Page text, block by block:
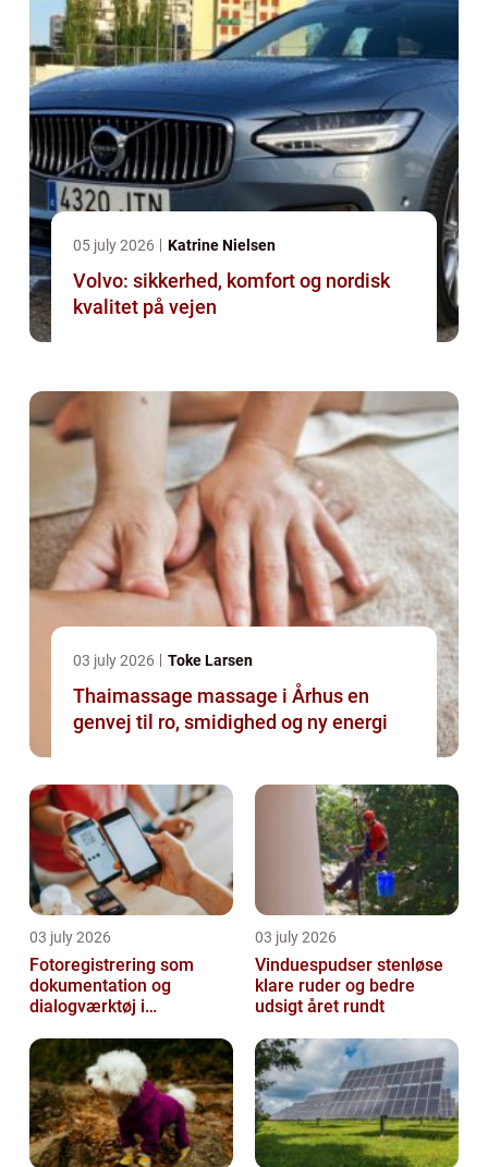
05 july 2026 Katrine Nielsen
Volvo: sikkerhed, komfort og nordisk
kvalitet på vejen
03 july 2026 Toke Larsen
Thaimassage massage i Århus en
genvej til ro, smidighed og ny energi
03 july 2026
Fotoregistrering som
dokumentation og
dialogværktøj i
03 july 2026
Vinduespudser stenløse
klare ruder og bedre
udsigt året rundt